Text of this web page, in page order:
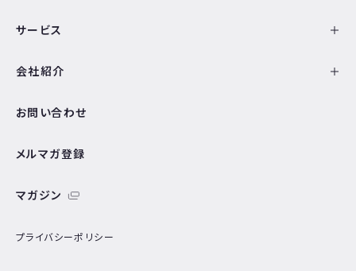
サービス
会社紹介
お問い合わせ
メルマガ登録
マガジン
プライバシーポリシー